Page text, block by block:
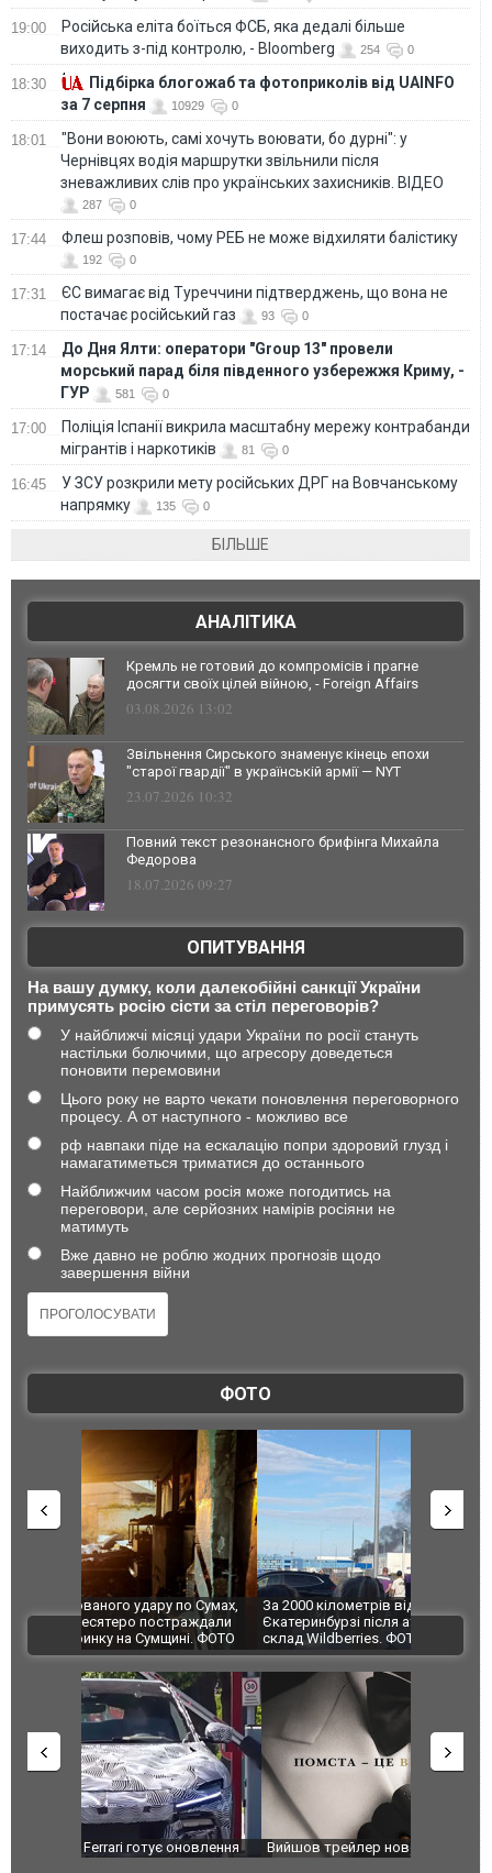
19:00
Російська еліта боїться ФСБ, яка дедалі більше
виходить з-під контролю, - Bloomberg
254 0
18:30
Підбірка блогожаб та фотоприколів від UAINFO
за 7 серпня
10929 0
18:01
"Вони воюють, самі хочуть воювати, бо дурні": у
Чернівцях водія маршрутки звільнили після
зневажливих слів про українських захисників. ВІДЕО
287 0
17:44 Флеш розповів, чому РЕБ не може відхиляти балістику
192 0
17:31
ЄС вимагає від Туреччини підтверджень, що вона не
постачає російський газ
93 0
17:14
До Дня Ялти: оператори "Group 13" провели
морський парад біля південного узбережжя Криму, -
ГУР
581 0
17:00
Поліція Іспанії викрила масштабну мережу контрабанди
мігрантів і наркотиків
81 0
16:45
У ЗСУ розкрили мету російських ДРГ на Вовчанському
напрямку
135 0
БІЛЬШЕ
АНАЛІТИКА
Кремль не готовий до компромісів і прагне
досягти своїх цілей війною, - Foreign Affairs
03.08.2026 13:02
Звільнення Сирського знаменує кінець епохи
"старої гвардії" в українській армії — NYT
23.07.2026 10:32
Повний текст резонансного брифінга Михайла
Федорова
18.07.2026 09:27
ОПИТУВАННЯ
На вашу думку, коли далекобійні санкції України
примусять росію сісти за стіл переговорів?
У найближчі місяці удари України по росії стануть
настільки болючими, що агресору доведеться
поновити перемовини
Цього року не варто чекати поновлення переговорного
процесу. А от наступного - можливо все
рф навпаки піде на ескалацію попри здоровий глузд і
намагатиметься триматися до останнього
Найближчим часом росія може погодитись на
переговори, але серйозних намірів росіяни не
матимуть
Вже давно не роблю жодних прогнозів щодо
завершення війни
ФОТО
За 2000 кілометрів від кордону з Україною: в
Єкатеринбурзі після атаки дронів загорівся
склад Wildberries. ФОТО. ВІДЕО
"Мої
ВІДЕО
Вийшов трейлер нової екранізації легендарного